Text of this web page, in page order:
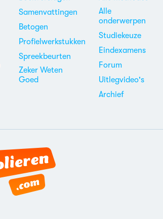
Samenvattingen
Betogen
Profielwerkstukken
Spreekbeurten
Zeker Weten
Goed
Alle
onderwerpen
Studiekeuze
Eindexamens
Forum
Uitlegvideo's
Archief